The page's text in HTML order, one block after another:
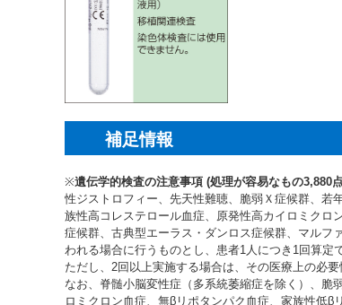
補足情報
※遺伝学的検査の注意事項 (処理が容易なもの3,880
性ジストロフィー、先天性難聴、脆弱Ｘ症候群、若
族性高コレステロール血症、原発性高カイロミクロ
症候群、古典型エーラス・ダンロス症候群、マルフ
われる場合に行うものとし、患者1人につき1回算定
ただし、2回以上実施する場合は、その医療上の必
なお、脊髄小脳変性症（多系統萎縮症を除く）、脆
ロミクロン血症、無βリポタンパク血症、家族性低